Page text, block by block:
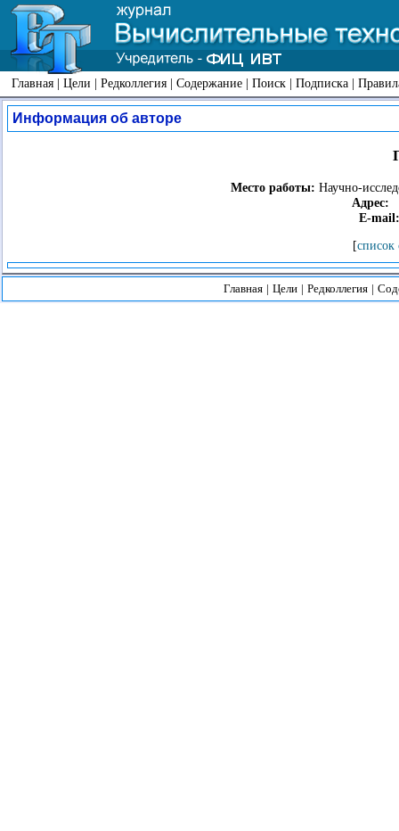
Главная | Цели | Редколлегия | Содержание | Поиск | Подписка |
Информация об авторе
Место работы: Научно-
Адрес:
E-mail:
[список
Главная | Цели | Редколлегия |